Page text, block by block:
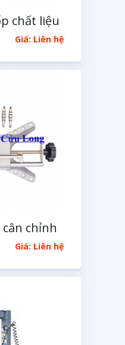
chất liệu
Giá: Liên hệ
chỉnh
nhôm
Giá: Liên hệ